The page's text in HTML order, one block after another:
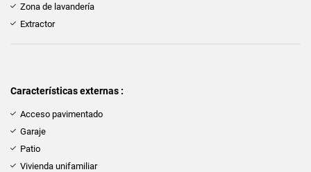
Zona de lavandería
Extractor
Características externas :
Acceso pavimentado
Garaje
Patio
Vivienda unifamiliar